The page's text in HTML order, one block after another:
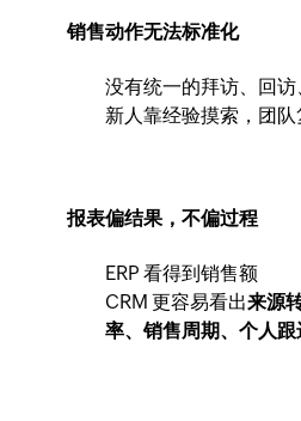
销售动作无法标准化
没有统一的拜访、回
新人靠经验摸索，团
报表偏结果，不偏过程
ERP 看得到销售额
CRM 更容易看出来源
率、销售周期、个人